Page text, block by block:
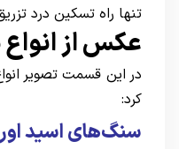
تنها راه تسکین درد
عکس از
در این قسمت تصویر
کرد:
سنگ‌های اسید